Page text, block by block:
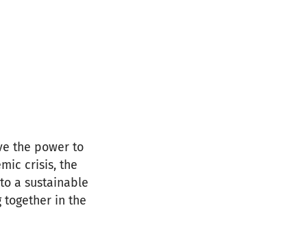
the power to
crisis, the
a sustainable
together in the